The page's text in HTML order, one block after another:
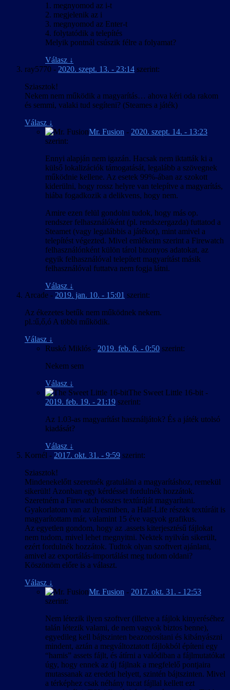
szükséges magyar feliratokat elhelyezve beazonosíthatóvá váljanak
azok a helyek és tereppontok, amelyeket a játékos tájékozódási
segítségként vagy feladatcélként a feliratozott párbeszédekben
immár magyarul kap meg.
1. megnyomod az i-t
2. megjelenik az i
3. megnyomod az Enter-t
4. folytatódik a telepítés
Melyik pontnál csúszik félre a folyamat?
Válasz ↓
ray5770 - 2020. szept. 13. - 23:14 szerint:
Sziasztok!
Nekem nem működik a magyarítás… ahova kéri oda rakom
és semmi, valaki tud segíteni? (Steames a játék)
Válasz ↓
Mr. Fusion - 2020. szept. 14. - 13:23
szerint:
Ennyi alapján nem igazán. Hacsak nem iktatták ki a
külső lokalizációk támogatását, legalább a szövegnek
működnie kellene. Az esetek 99%-ában az szokott
kiderülni, hogy rossz helyre van telepítve a magyarítás,
hiába fogadkozik a delikvens, hogy nem.
Amire ezen felül gondolni tudok, hogy más op.
rendszer felhasználóként (pl. rendszergazda) futtatod a
Steamet (vagy legalábbis a játékot), mint amivel a
telepítést végezted. Mivel emlékeim szerint a Firewatch
felhasználónként külön tárol bizonyos adatokat, az
egyik felhasználóval telepített magyarítást másik
felhasználóval futtatva nem fogja látni.
Válasz ↓
Arcade - 2019. jan. 10. - 15:01 szerint:
Az ékezetes betűk nem működnek nekem.
pl.:ű,ő,ó A többi működik.
Válasz ↓
Ruskó Miklós - 2019. feb. 6. - 0:50 szerint:
Nekem sem
Válasz ↓
The Sweet Little 16-bit -
2019. feb. 19. - 21:19 szerint:
Az 1.03-as magyarítást használjátok? És a játék utolsó
kiadását?
Válasz ↓
Kornél - 2017. okt. 31. - 9:59 szerint:
Sziasztok!
Mindenekelőtt szeretnék gratulálni a magyarításhoz, remekül
sikerült! Azonban egy kérdéssel fordulnék hozzátok.
Szeretném a Firewatch összes textúráját magyarítani.
Gyakorlatom van az ilyesmiben, a Half-Life részek textúráit is
magyarítottam már, valamint 15 éve vagyok grafikus.
Az egyetlen gondom, hogy az .assets kiterjesztésű fájlokat
nem tudom, mivel lehet megnyitni. Nektek nyilván sikerült,
ezért fordulnék hozzátok. Tudtok olyan szoftvert ajánlani,
amivel az exportálás-importálást meg tudom oldani?
Köszönöm előre is a választ.
Válasz ↓
Mr. Fusion - 2017. okt. 31. - 12:53
szerint:
Nem létezik ilyen szoftver (illetve a fájlok kinyeréséhez
talán létezik valami, de nem vagyok biztos benne),
egyedileg kell bájtszinten beazonosítani és kibányászni
mindent, aztán a megváltoztatott fájlokból építeni egy
“hamis” assets fájlt, és átírni a valódiban a fájlmutatókat
úgy, hogy ennek az új fájlnak a megfelelő pontjaira
mutassanak az eredeti helyett, szintén bájtszinten. Mivel
a térképhez csak néhány tucat fájllal kellett ezt